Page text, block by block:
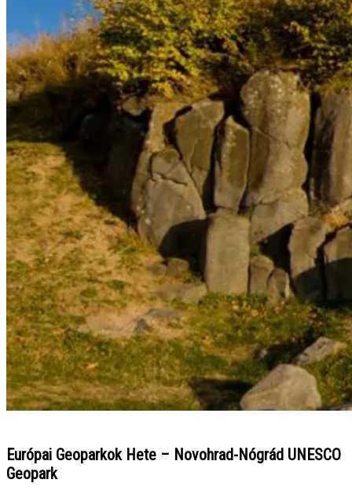
Európai Geoparkok Hete – Novohrad-Nógrád UNESCO
Geopark